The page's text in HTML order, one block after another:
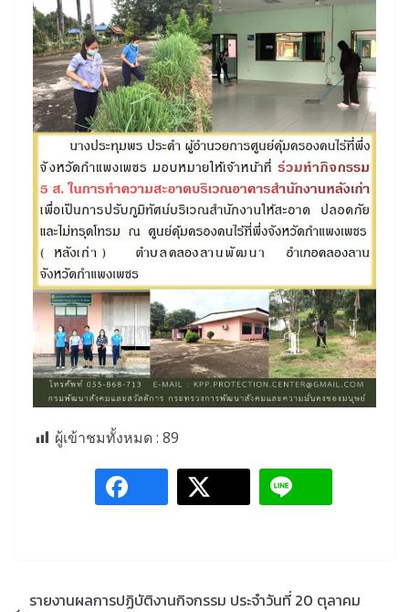
ผู้เข้าชมทั้งหมด : 89
รายงานผลการปฏิบัติงานกิจกรรม ประจำวันที่ 20 ตุลาคม